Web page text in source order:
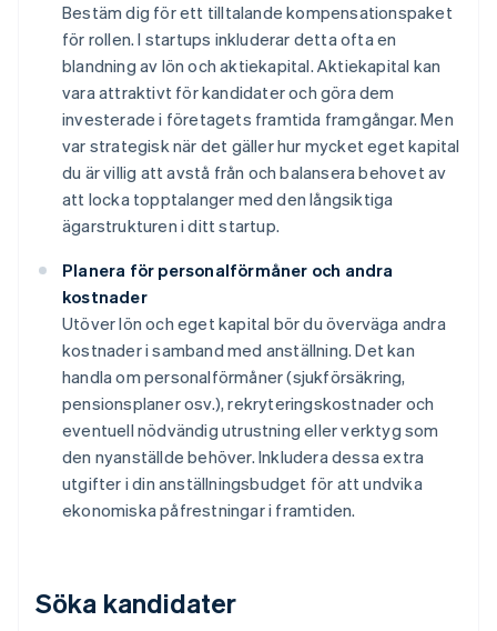
Bestäm dig för ett tilltalande kompensationspaket
för rollen. I startups inkluderar detta ofta en
blandning av lön och aktiekapital. Aktiekapital kan
vara attraktivt för kandidater och göra dem
investerade i företagets framtida framgångar. Men
var strategisk när det gäller hur mycket eget kapital
du är villig att avstå från och balansera behovet av
att locka topptalanger med den långsiktiga
ägarstrukturen i ditt startup.
Planera för personalförmåner och andra
kostnader
Utöver lön och eget kapital bör du överväga andra
kostnader i samband med anställning. Det kan
handla om personalförmåner (sjukförsäkring,
pensionsplaner osv.), rekryteringskostnader och
eventuell nödvändig utrustning eller verktyg som
den nyanställde behöver. Inkludera dessa extra
utgifter i din anställningsbudget för att undvika
ekonomiska påfrestningar i framtiden.
Söka kandidater